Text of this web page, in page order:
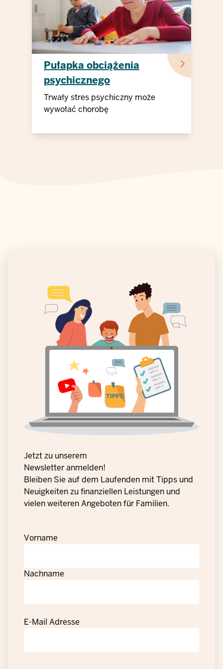
Pułapka obciążenia
psychicznego
Trwały stres psychiczny może
wywołać chorobę
Jetzt zu unserem
Newsletter anmelden!
Bleiben Sie auf dem Laufenden mit Tipps und
Neuigkeiten zu finanziellen Leistungen und
vielen weiteren Angeboten für Familien.
Vorname
Nachname
E-Mail Adresse